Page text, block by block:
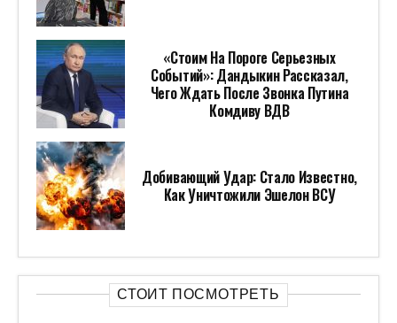
«Стоим На Пороге Серьезных
Событий»: Дандыкин Рассказал,
Чего Ждать После Звонка Путина
Комдиву ВДВ
Добивающий Удар: Стало Известно,
Как Уничтожили Эшелон ВСУ
СТОИТ ПОСМОТРЕТЬ